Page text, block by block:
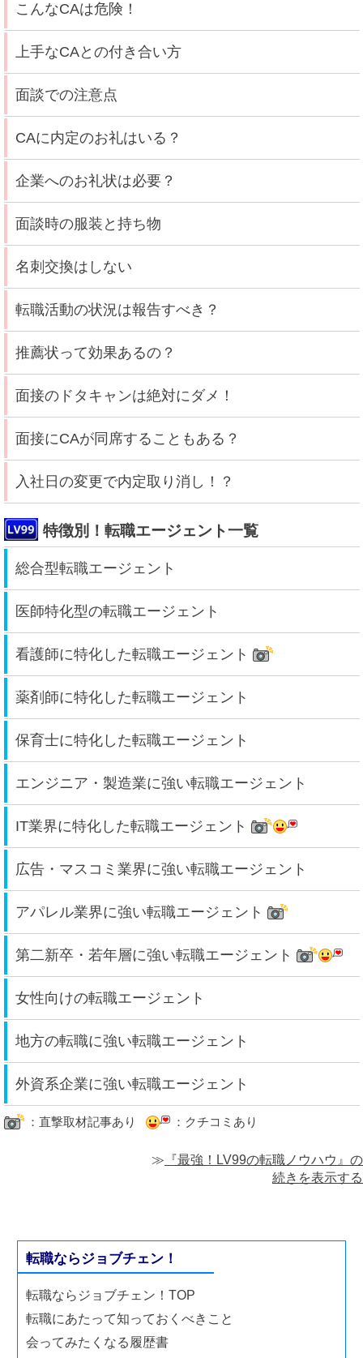
こんなCAは危険！
上手なCAとの付き合い方
面談での注意点
CAに内定のお礼はいる？
企業へのお礼状は必要？
面談時の服装と持ち物
名刺交換はしない
転職活動の状況は報告すべき？
推薦状って効果あるの？
面接のドタキャンは絶対にダメ！
面接にCAが同席することもある？
入社日の変更で内定取り消し！？
特徴別！転職エージェント一覧
総合型転職エージェント
医師特化型の転職エージェント
看護師に特化した転職エージェント
薬剤師に特化した転職エージェント
保育士に特化した転職エージェント
エンジニア・製造業に強い転職エージェント
IT業界に特化した転職エージェント
広告・マスコミ業界に強い転職エージェント
アパレル業界に強い転職エージェント
第二新卒・若年層に強い転職エージェント
女性向けの転職エージェント
地方の転職に強い転職エージェント
外資系企業に強い転職エージェント
：直撃取材記事あり ：クチコミあり
≫ 『最強！LV99の転職ノウハウ』の
続きを表示する
転職ならジョブチェン！
転職ならジョブチェン！TOP
転職にあたって知っておくべきこと
会ってみたくなる履歴書